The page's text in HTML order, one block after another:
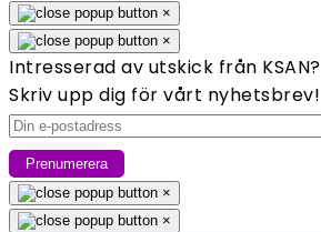
×
×
Intresserad av utskick från KSAN?
Skriv upp dig för vårt nyhetsbrev!
×
×